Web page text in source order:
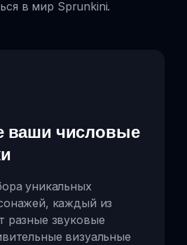
в мир Sprunkini.
ваши числовые
уникальных
каждый из
разные звуковые
визуальные